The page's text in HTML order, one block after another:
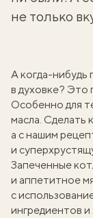
не только
А когда-нибудь
в духовке? Это
Особенно для
масла. Сделать
а с нашим
и
Запеченные
и аппетитное
с
ингредиентов